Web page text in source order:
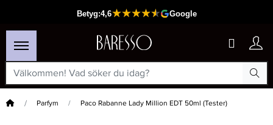
Hem Parfym Paco Rabanne Lady Million EDT 50ml (Tester)